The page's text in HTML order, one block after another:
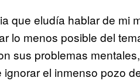
que eludía hablar de mi
lo menos posible del
sus problemas
el inmenso pozo